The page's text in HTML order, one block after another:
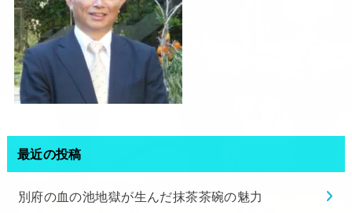
最近の投稿
別府の血の池地獄が生んだ抹茶茶碗の魅力